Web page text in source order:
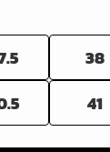
38
41